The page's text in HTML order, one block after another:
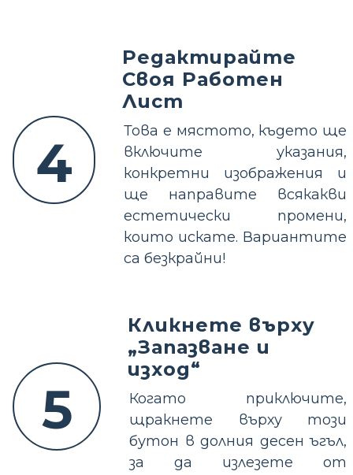
4
Редактирайте
Своя Работен
Лист
Това е мястото, където ще
включите указания,
конкретни изображения и
ще направите всякакви
естетически промени,
които искате. Вариантите
са безкрайни!
5
Кликнете върху
„Запазване и
изход“
Когато приключите,
щракнете върху този
бутон в долния десен ъгъл,
за да излезете от